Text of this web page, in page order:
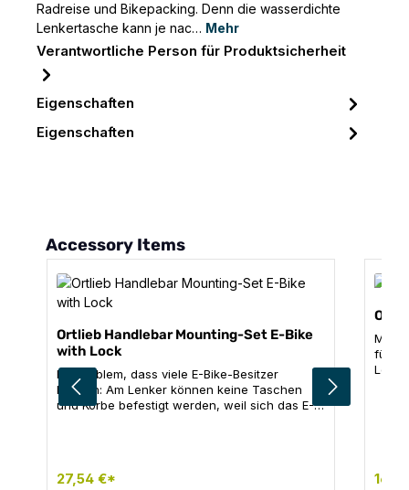
Radreise und Bikepacking. Denn die wasserdichte
Lenkertasche kann je nac… Mehr
Verantwortliche Person für Produktsicherheit
Eigenschaften
Eigenschaften
Produktgalerie überspringen
Accessory Items
Ortlieb Handlebar Mounting-Set E-Bike
with Lock
Ein Problem, dass viele E-Bike-Besitzer
kennen: Am Lenker können keine Taschen
und Körbe befestigt werden, weil sich das E-
Adapter wird mit der bewährten
27,54 €*
für